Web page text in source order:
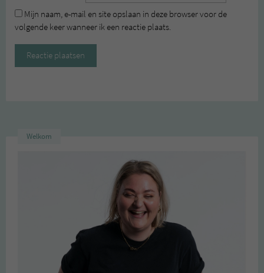
Mijn naam, e-mail en site opslaan in deze browser voor de
volgende keer wanneer ik een reactie plaats.
Welkom